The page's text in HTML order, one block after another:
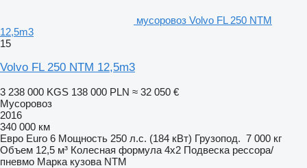
мусоровоз Volvo FL 250 NTM
12,5m3
15
Volvo FL 250 NTM 12,5m3
3 238 000 KGS 138 000 PLN ≈ 32 050 €
Мусоровоз
2016
340 000 км
Евро Euro 6 Мощность 250 л.с. (184 кВт) Грузопод. 7 000 кг
Объем 12,5 м³ Колесная формула 4x2 Подвеска рессора/
пневмо Марка кузова NTM